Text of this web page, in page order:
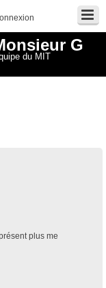
G
du MIT
plus me